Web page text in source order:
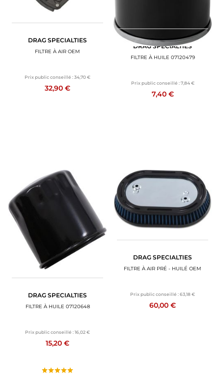
DRAG SPECIALTIES
FILTRE À AIR OEM
Prix public conseillé :34,70 €
32,90 €
DRAG SPECIALTIES
FILTRE À HUILE 07120479
Prix public conseillé : 7,84 €
7,40 €
DRAG SPECIALTIES
FILTRE À HUILE 07120648
Prix public conseillé :16,02 €
15,20 €
DRAG SPECIALTIES
FILTRE À AIR PRÉ - HUILÉ OEM
Prix public conseillé :63,18 €
60,00 €